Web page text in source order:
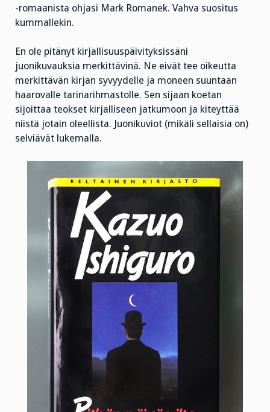
-romaanista ohjasi Mark Romanek. Vahva suositus
kummallekin.
En ole pitänyt kirjallisuuspäivityksissäni
juonikuvauksia merkittävinä. Ne eivät tee oikeutta
merkittävän kirjan syvyydelle ja moneen suuntaan
haarovalle tarinarihmastolle. Sen sijaan koetan
sijoittaa teokset kirjalliseen jatkumoon ja kiteyttää
niistä jotain oleellista. Juonikuviot (mikäli sellaisia on)
selviävät lukemalla.